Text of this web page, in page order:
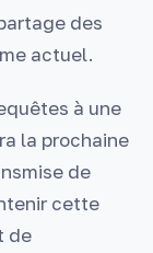
des
actuel.
à une
la prochaine
de
cette
de